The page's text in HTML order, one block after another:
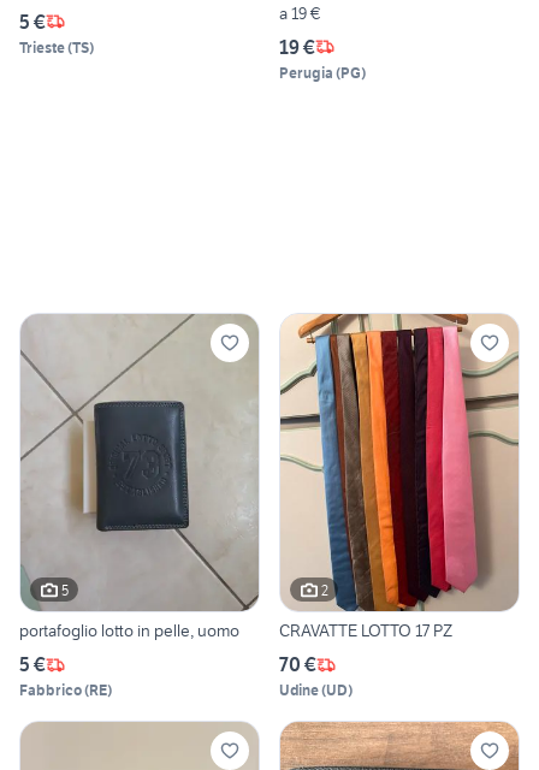
5 €
Trieste(TS)
a 19 €
19 €
Perugia (PG)
5
portafoglio lotto in pelle, uomo
5 €
Fabbrico(RE)
2
CRAVATTE LOTTO 17 PZ
70 €
Udine(UD)